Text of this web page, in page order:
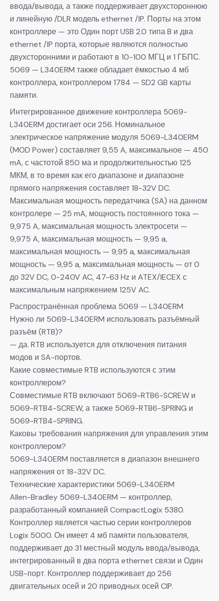
ввода/вывода, а также поддерживает двухстороннюю
и линейную /DLR модель ethernet /IP. Порты на этом
контроллере — это Один порт USB 2.0 типа B и два
ethernet /IP порта, которые являются полностью
двухсторонними и работают в 10-100 МГЦ и 1 ГБПС.
5069 — L340ERM также обладает ёмкостью 4 мб
контроллера, контроллером 1784 — SD2 GB карты
памяти.
Интегрированное движение контроллера 5069-
L340ERM достигает оси 256. Номинальное
электрическое напряжение модуля 5069-L340ERM
(MOD Power) составляет 9,55 A, максимальное — 450
mA, с частотой 850 ма и продолжительностью 125
МКМ, в то время как его диапазоне и диапазоне
прямого напряжения составляет 18-32V DC.
Максимальная мощность передатчика (SA) на данном
контролере — 25 mA, мощность постоянного тока —
9,975 A, максимальная мощность электросети —
9,975 A, максимальная мощность — 9,95 a,
максимальная мощность — 9,95 a, максимальная
мощность — 9,95 a, максимальная мощность — от 0
до 32V DC, 0-240V AC, 47-63 Hz и ATEX/IECEX с
максимальным напряжением 125V AC.
Распространённая проблема 5069 — L340ERM
Нужно ли 5069-L340ERM использовать разъёмный
разъём (RTB)?
— да. RTB используется для отключения питания
модов и SA-портов.
Какие совместимые RTB используются с этим
контроллером?
Совместимые RTB включают 5069-RTB6-SCREW и
5069-RTB4-SCREW, а также 5069-RTB6-SPRING и
5069-RTB4-SPRING.
Каковы требования напряжения для управления этим
контроллером?
5069-L340ERM поставляется в диапазон внешнего
напряжения от 18-32V DC.
Технические характеристики 5069-L340ERM
Allen-Bradley 5069-L340ERM — контроллер,
разработанный компанией CompactLogix 5380.
Контроллер является частью серии контроллеров
Logix 5000. Он имеет 4 мб памяти пользователя,
поддерживает до 31 местный модуль ввода/вывода,
интегрированный в два порта ethernet связи и Один
USB-порт. Контроллер поддерживает до 256
двигательных осей и 20 приводных осей CIP.